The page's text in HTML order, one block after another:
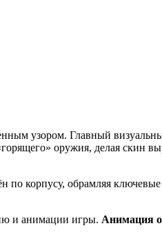
узором. Главный
оружия, делая скин
корпусу, обрамляя
и анимации игры. Анимация